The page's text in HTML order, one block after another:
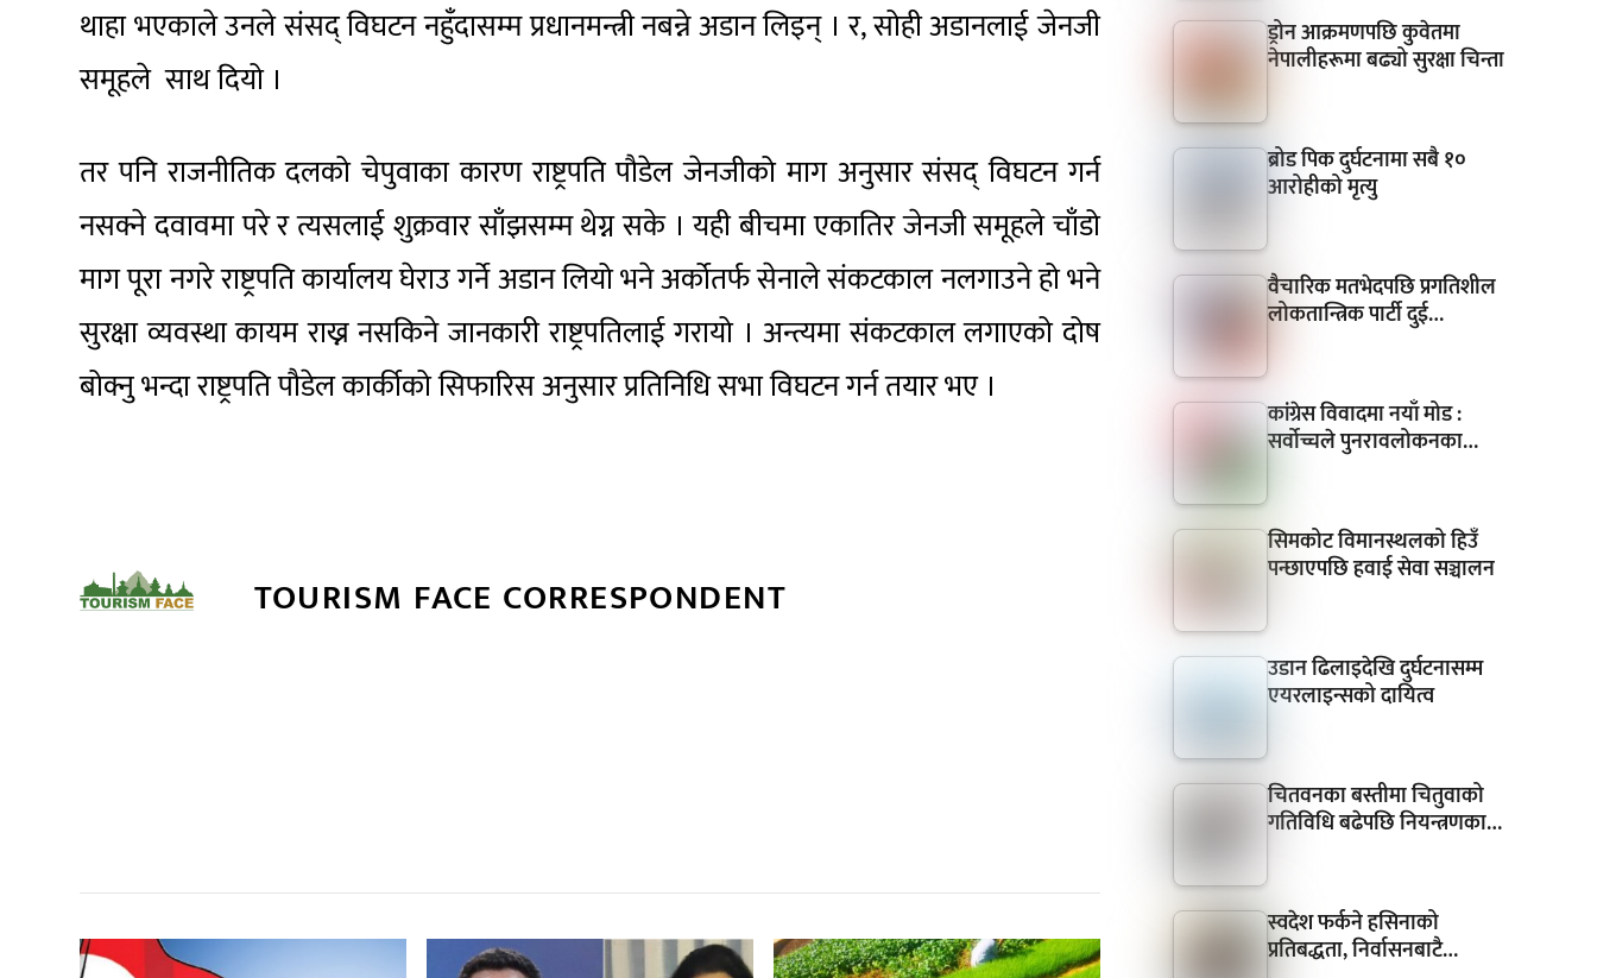
थाहा भएकाले उनले संसद् विघटन नहुँदासम्म प्रधानमन्त्री नबन्ने अडान लिइन् । र, सोही अडानलाई जेनजी
समूहले साथ दियो ।
तर पनि राजनीतिक दलको चेपुवाका कारण राष्ट्रपति पौडेल जेनजीको माग अनुसार संसद् विघटन गर्न
नसक्ने दवावमा परे र त्यसलाई शुक्रवार साँझसम्म थेग्न सके । यही बीचमा एकातिर जेनजी समूहले चाँडो
माग पूरा नगरे राष्ट्रपति कार्यालय घेराउ गर्ने अडान लियो भने अर्कोतर्फ सेनाले संकटकाल नलगाउने हो भने
सुरक्षा व्यवस्था कायम राख्न नसकिने जानकारी राष्ट्रपतिलाई गरायो । अन्त्यमा संकटकाल लगाएको दोष
बोक्नु भन्दा राष्ट्रपति पौडेल कार्कीको सिफारिस अनुसार प्रतिनिधि सभा विघटन गर्न तयार भए ।
TOURISM FACE CORRESPONDENT
, ,
ड्रोन आक्रमणपछि कुवेतमा
नेपालीहरूमा बढ्यो सुरक्षा चिन्ता
ब्रोड पिक दुर्घटनामा सबै १०
आरोहीको मृत्यु
वैचारिक मतभेदपछि प्रगतिशील
लोकतान्त्रिक पार्टी दुई…
कांग्रेस विवादमा नयाँ मोड :
सर्वोच्चले पुनरावलोकनका…
सिमकोट विमानस्थलको हिउँ
पन्छाएपछि हवाई सेवा सञ्चालन
उडान ढिलाइदेखि दुर्घटनासम्म
एयरलाइन्सको दायित्व
चितवनका बस्तीमा चितुवाको
गतिविधि बढेपछि नियन्त्रणका…
स्वदेश फर्कने हसिनाको
प्रतिबद्धता, निर्वासनबाटै…